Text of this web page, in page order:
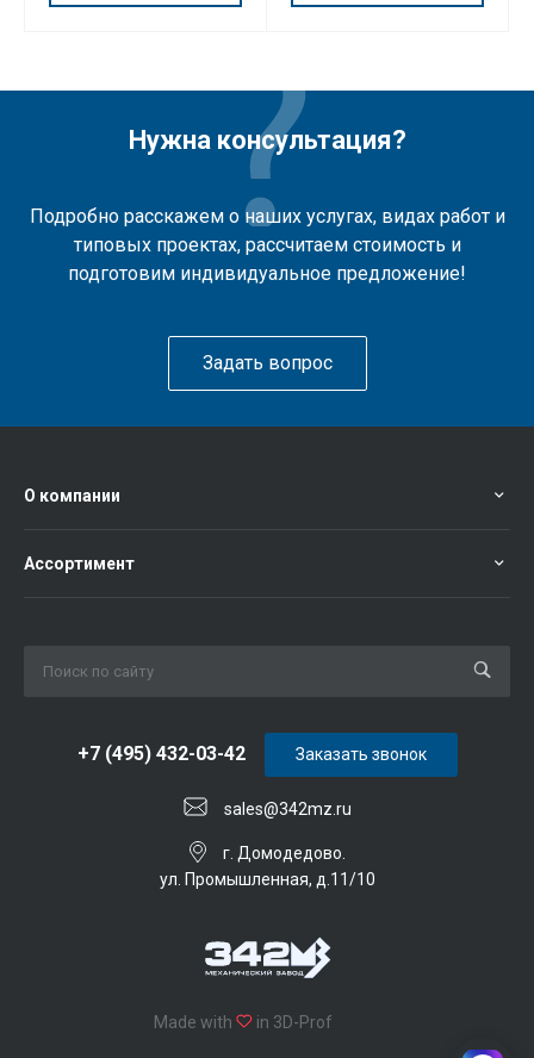
Нужна консультация?
Подробно расскажем о наших услугах, видах работ и
типовых проектах, рассчитаем стоимость и
подготовим индивидуальное предложение!
Задать вопрос
О компании
Ассортимент
sales@342mz.ru
+7 (495) 432-03-42
г. Домодедово.
ул. Промышленная, д.11/10
Заказать звонок
Made with in 3D-Prof